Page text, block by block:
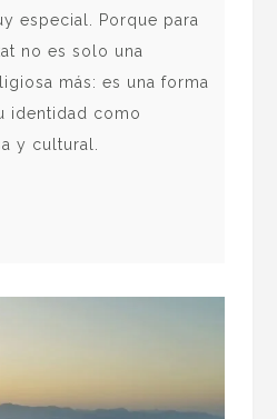
especial. Porque para
no es solo una
más: es una forma
identidad como
y cultural.